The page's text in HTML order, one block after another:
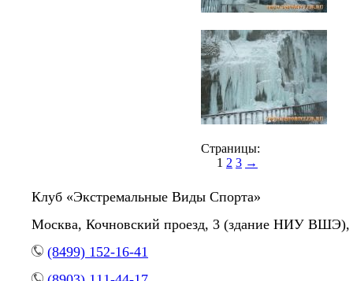
Страницы:
1 2 3 →
Клуб «Экстремальные Виды Спорта»
Москва, Кочновский проезд, 3 (здание НИУ ВШЭ),
(8499) 152-16-41